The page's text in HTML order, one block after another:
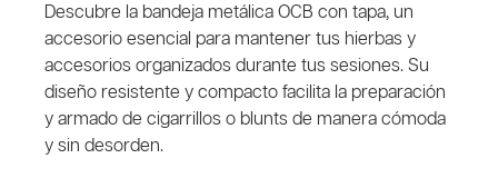
Descubre la bandeja metálica OCB con tapa, un
accesorio esencial para mantener tus hierbas y
accesorios organizados durante tus sesiones. Su
diseño resistente y compacto facilita la preparación
y armado de cigarrillos o blunts de manera cómoda
y sin desorden.